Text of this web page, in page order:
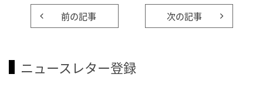
前の記事 次の記事
ニュースレター登録